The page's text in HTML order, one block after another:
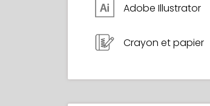
Adobe Illustrator
Crayon et papier